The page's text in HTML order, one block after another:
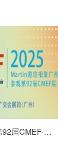
Martin将参展2025第92届CMEF·中国国际医疗器械(秋季)博览会.copy